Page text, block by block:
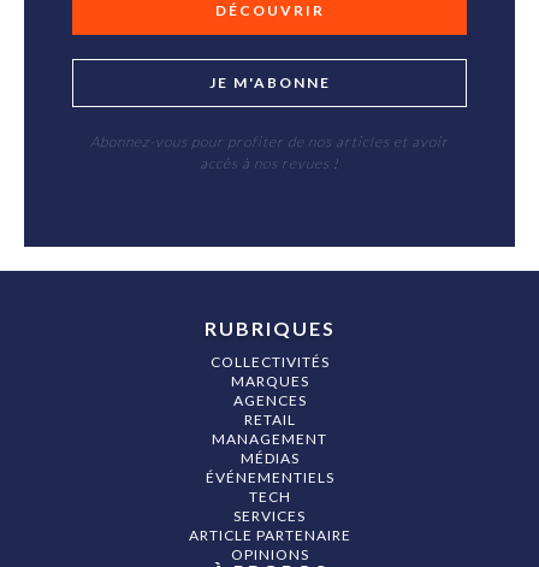
DÉCOUVRIR
JE M'ABONNE
Abonnez-vous pour profiter de nos articles et avoir
accès à nos revues !
RUBRIQUES
COLLECTIVITÉS
MARQUES
AGENCES
RETAIL
MANAGEMENT
MÉDIAS
ÉVÉNEMENTIELS
TECH
SERVICES
ARTICLE PARTENAIRE
OPINIONS